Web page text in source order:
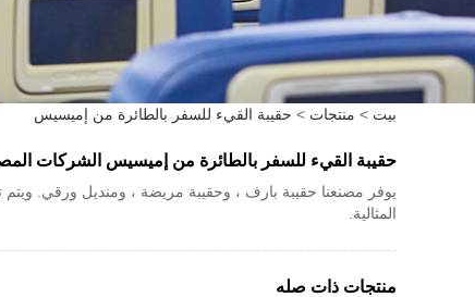
بيت > منتجات > حقيبة القيء للسفر بالطائرة من إميسيس
حقيبة القيء للسفر بالطائرة من إميسيس الشركات
يوفر مصنعنا حقيبة بارف ، وحقيبة مريضة ، ومنديل ورقي. ويتم
المثالية.
منتجات ذات صله